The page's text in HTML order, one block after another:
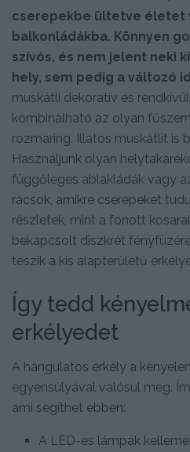
cserepekbe ültetve életet
balkonládákba. Könnyen
szívós, és nem jelent neki
hely, sem pedig a változó
muskátli dekoratív és
kombinálható az olyan
rozmaring. Illatos muskátlit is
Használjunk olyan
függőleges ablakládák vagy
rácsok, amikre cserepeket
részletek, mint a fonott
bekapcsolt diszkrét
teszik a kis alapterületű
Így tedd
erkélyedet
A hangulatos erkély a
egyensúlyával valósul meg.
ami segíthet ebben:
A LED-es lámpák